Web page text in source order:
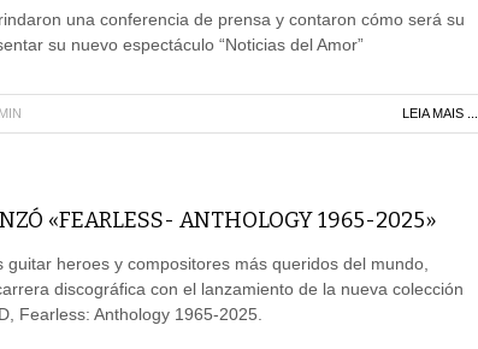
una conferencia de prensa y contaron cómo será su
su nuevo espectáculo “Noticias del Amor”
LEIA MAIS ...
«FEARLESS- ANTHOLOGY 1965-2025»
guitar heroes y compositores más queridos del mundo,
discográfica con el lanzamiento de la nueva colección
Fearless: Anthology 1965-2025.